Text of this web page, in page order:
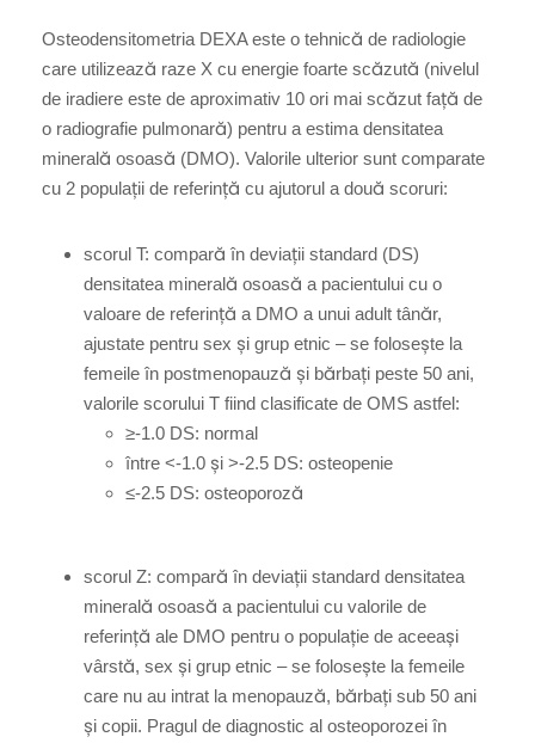
Osteodensitometria DEXA este o tehnică de radiologie
care utilizează raze X cu energie foarte scăzută (nivelul
de iradiere este de aproximativ 10 ori mai scăzut față de
o radiografie pulmonară) pentru a estima densitatea
minerală osoasă (DMO). Valorile ulterior sunt comparate
cu 2 populații de referință cu ajutorul a două scoruri:
scorul T: compară în deviații standard (DS)
densitatea minerală osoasă a pacientului cu o
valoare de referință a DMO a unui adult tânăr,
ajustate pentru sex și grup etnic – se folosește la
femeile în postmenopauză și bărbați peste 50 ani,
valorile scorului T fiind clasificate de OMS astfel:
≥-1.0 DS: normal
între <-1.0 și >-2.5 DS: osteopenie
≤-2.5 DS: osteoporoză
scorul Z: compară în deviații standard densitatea
minerală osoasă a pacientului cu valorile de
referință ale DMO pentru o populație de aceeași
vârstă, sex și grup etnic – se folosește la femeile
care nu au intrat la menopauză, bărbați sub 50 ani
și copii. Pragul de diagnostic al osteoporozei în